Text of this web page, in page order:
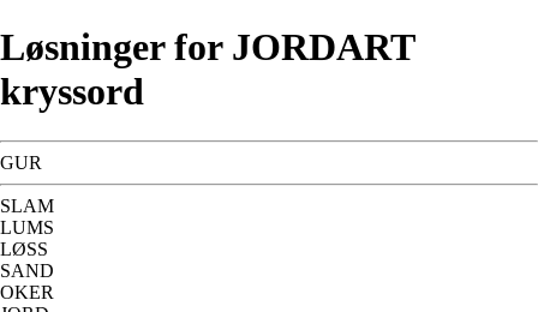
Løsninger for JORDART
kryssord
GUR
SLAM
LUMS
LØSS
SAND
OKER